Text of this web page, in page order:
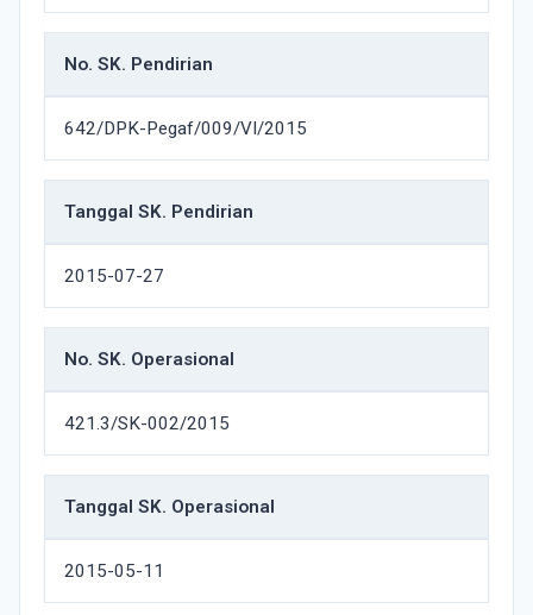
No. SK. Pendirian
642/DPK-Pegaf/009/VI/2015
Tanggal SK. Pendirian
2015-07-27
No. SK. Operasional
421.3/SK-002/2015
Tanggal SK. Operasional
2015-05-11